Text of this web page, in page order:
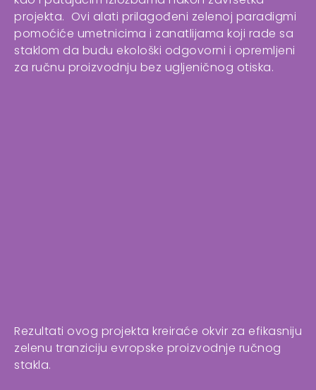
projekta. Ovi alati prilagođeni zelenoj paradigmi
pomoćiće umetnicima i zanatlijama koji rade sa
staklom da budu ekološki odgovorni i opremljeni
za ručnu proizvodnju bez ugljeničnog otiska.
Rezultati ovog projekta kreiraće okvir za efikasniju
zelenu tranziciju evropske proizvodnje ručnog
stakla.